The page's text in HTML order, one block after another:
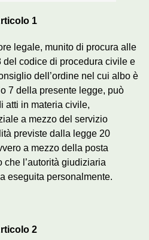
1
legale, munito di procura alle
del codice di procedura civile e
dell’ordine nel cui albo è
7 della presente legge, può
atti in materia civile,
a mezzo del servizio
previste dalla legge 20
a mezzo della posta
l’autorità giudiziaria
eseguita personalmente.
2